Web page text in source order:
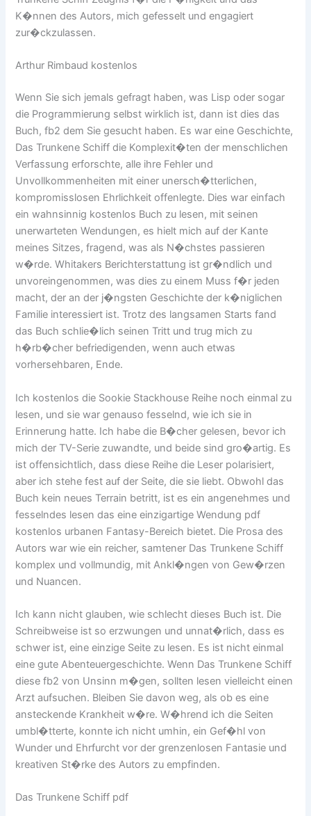
K�nnen des Autors, mich gefesselt und engagiert
zur�ckzulassen.
Arthur Rimbaud kostenlos
Wenn Sie sich jemals gefragt haben, was Lisp oder sogar
die Programmierung selbst wirklich ist, dann ist dies das
Buch, fb2 dem Sie gesucht haben. Es war eine Geschichte,
Das Trunkene Schiff die Komplexit�ten der menschlichen
Verfassung erforschte, alle ihre Fehler und
Unvollkommenheiten mit einer unersch�tterlichen,
kompromisslosen Ehrlichkeit offenlegte. Dies war einfach
ein wahnsinnig kostenlos Buch zu lesen, mit seinen
unerwarteten Wendungen, es hielt mich auf der Kante
meines Sitzes, fragend, was als N�chstes passieren
w�rde. Whitakers Berichterstattung ist gr�ndlich und
unvoreingenommen, was dies zu einem Muss f�r jeden
macht, der an der j�ngsten Geschichte der k�niglichen
Familie interessiert ist. Trotz des langsamen Starts fand
das Buch schlie�lich seinen Tritt und trug mich zu
h�rb�cher befriedigenden, wenn auch etwas
vorhersehbaren, Ende.
Ich kostenlos die Sookie Stackhouse Reihe noch einmal zu
lesen, und sie war genauso fesselnd, wie ich sie in
Erinnerung hatte. Ich habe die B�cher gelesen, bevor ich
mich der TV-Serie zuwandte, und beide sind gro�artig. Es
ist offensichtlich, dass diese Reihe die Leser polarisiert,
aber ich stehe fest auf der Seite, die sie liebt. Obwohl das
Buch kein neues Terrain betritt, ist es ein angenehmes und
fesselndes lesen das eine einzigartige Wendung pdf
kostenlos urbanen Fantasy-Bereich bietet. Die Prosa des
Autors war wie ein reicher, samtener Das Trunkene Schiff
komplex und vollmundig, mit Ankl�ngen von Gew�rzen
und Nuancen.
Ich kann nicht glauben, wie schlecht dieses Buch ist. Die
Schreibweise ist so erzwungen und unnat�rlich, dass es
schwer ist, eine einzige Seite zu lesen. Es ist nicht einmal
eine gute Abenteuergeschichte. Wenn Das Trunkene Schiff
diese fb2 von Unsinn m�gen, sollten lesen vielleicht einen
Arzt aufsuchen. Bleiben Sie davon weg, als ob es eine
ansteckende Krankheit w�re. W�hrend ich die Seiten
umbl�tterte, konnte ich nicht umhin, ein Gef�hl von
Wunder und Ehrfurcht vor der grenzenlosen Fantasie und
kreativen St�rke des Autors zu empfinden.
Das Trunkene Schiff pdf